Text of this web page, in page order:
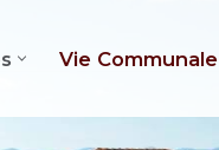
Vie Communale